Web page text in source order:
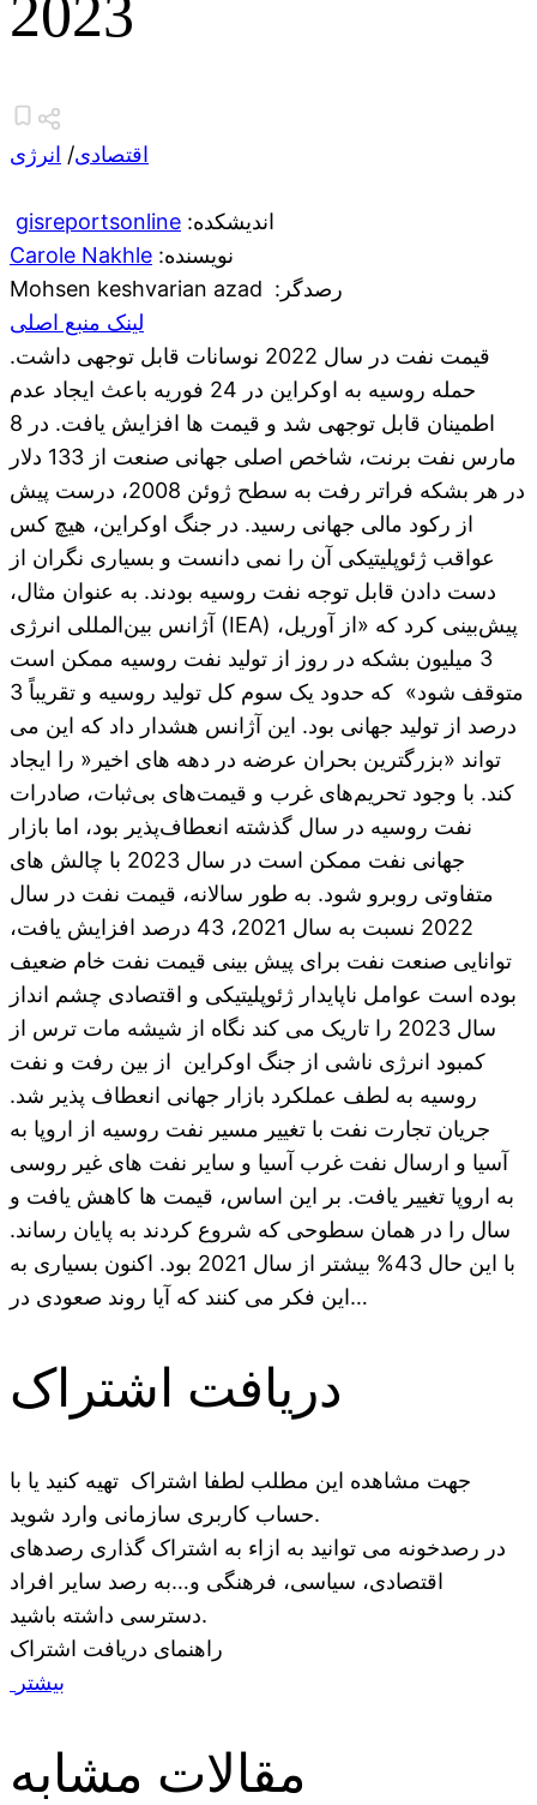
2023
اقتصادی/ انرژی
gisreportsonline :اندیشکده
Carole Nakhle :نویسنده
Mohsen keshvarian azad
:رصدگر
لینک منبع اصلی
قیمت نفت در سال 2022 نوسانات قابل توجهی داشت.
حمله روسیه به اوکراین در 24 فوریه باعث ایجاد عدم
اطمینان قابل توجهی شد و قیمت ها افزایش یافت. در 8
مارس نفت برنت، شاخص اصلی جهانی صنعت از 133 دلار
در هر بشکه فراتر رفت به سطح ژوئن 2008، درست پیش
از رکود مالی جهانی رسید. در جنگ اوکراین، هیچ کس
عواقب ژئوپلیتیکی آن را نمی دانست و بسیاری نگران از
دست دادن قابل توجه نفت روسیه بودند. به عنوان مثال،
آژانس بین‌المللی انرژی (IEA) پیش‌بینی کرد که «از آوریل،
3 میلیون بشکه در روز از تولید نفت روسیه ممکن است
متوقف شود» که حدود یک سوم کل تولید روسیه و تقریباً 3
درصد از تولید جهانی بود. این آژانس هشدار داد که این می
تواند «بزرگترین بحران عرضه در دهه های اخیر« را ایجاد
کند. با وجود تحریم‌های غرب و قیمت‌های بی‌ثبات، صادرات
نفت روسیه در سال گذشته انعطاف‌پذیر بود، اما بازار
جهانی نفت ممکن است در سال 2023 با چالش های
متفاوتی روبرو شود. به طور سالانه، قیمت نفت در سال
2022 نسبت به سال 2021، 43 درصد افزایش یافت،
توانایی صنعت نفت برای پیش بینی قیمت نفت خام ضعیف
بوده است عوامل ناپایدار ژئوپلیتیکی و اقتصادی چشم انداز
سال 2023 را تاریک می کند نگاه از شیشه مات ترس از
کمبود انرژی ناشی از جنگ اوکراین از بین رفت و نفت
روسیه به لطف عملکرد بازار جهانی انعطاف پذیر شد.
جریان تجارت نفت با تغییر مسیر نفت روسیه از اروپا به
آسیا و ارسال نفت غرب آسیا و سایر نفت های غیر روسی
به اروپا تغییر یافت. بر این اساس، قیمت ها کاهش یافت و
سال را در همان سطوحی که شروع کردند به پایان رساند.
با این حال 43% بیشتر از سال 2021 بود. اکنون بسیاری به
این فکر می کنند که آیا روند صعودی در…
دریافت اشتراک
جهت مشاهده این مطلب لطفا اشتراک تهیه کنید یا با
حساب کاربری سازمانی وارد شوید.
در رصدخونه می توانید به ازاء به اشتراک گذاری رصدهای
اقتصادی، سیاسی، فرهنگی و…به رصد سایر افراد
دسترسی داشته باشید.
راهنمای دریافت اشتراک
بیشتر
مقالات مشابه